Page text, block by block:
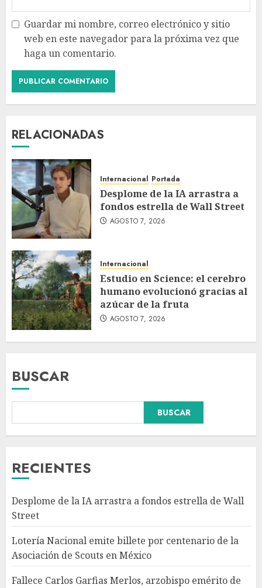
Guardar mi nombre, correo electrónico y sitio
web en este navegador para la próxima vez que
haga un comentario.
RELACIONADAS
Internacional Portada
Desplome de la IA arrastra a
fondos estrella de Wall Street
AGOSTO 7, 2026
Internacional
Estudio en Science: el cerebro
humano evolucionó gracias al
azúcar de la fruta
AGOSTO 7, 2026
BUSCAR
BUSCAR
RECIENTES
Desplome de la IA arrastra a fondos estrella de Wall
Street
Lotería Nacional emite billete por centenario de la
Asociación de Scouts en México
Fallece Carlos Garfias Merlos, arzobispo emérito de
3
Fallece Carlos Garfias Merlos,
arzobispo emérito de Morelia,
4
humano evolucionó gracias al
azúcar de la fruta
AGOSTO 7, 2026